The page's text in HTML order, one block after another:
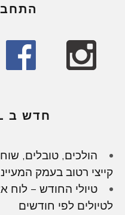
חדש ב OUTPANEL
הולכים, טובלים,
קייצי רטוב בעמק
טיולי החודש – לוח
לטיולים לפי חודשים